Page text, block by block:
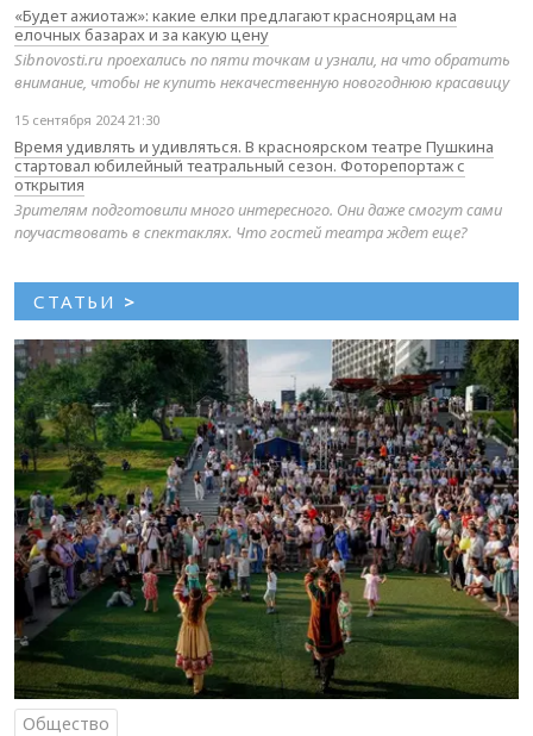
«Будет ажиотаж»: какие елки предлагают красноярцам на
елочных базарах и за какую цену
Sibnovosti.ru проехались по пяти точкам и узнали, на что обратить
внимание, чтобы не купить некачественную новогоднюю красавицу
15 сентября 2024 21:30
Время удивлять и удивляться. В красноярском театре Пушкина
стартовал юбилейный театральный сезон. Фоторепортаж с
открытия
Зрителям подготовили много интересного. Они даже смогут сами
поучаствовать в спектаклях. Что гостей театра ждет еще?
СТАТЬИ >
Общество